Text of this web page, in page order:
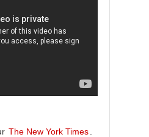
The New York Times